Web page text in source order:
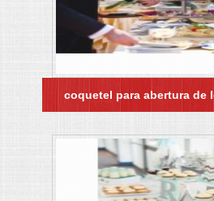
coquetel para abertura de